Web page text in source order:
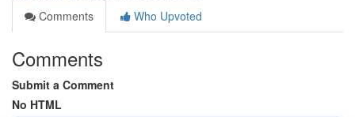
Comments
Who Upvoted
Comments
Submit a Comment
No HTML